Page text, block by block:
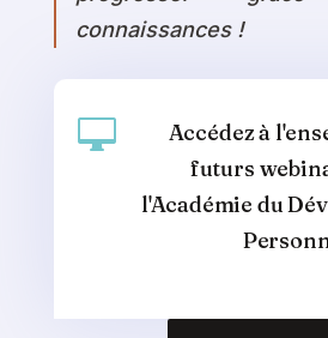
connaissances !

Accédez à
futurs
l'Académie du